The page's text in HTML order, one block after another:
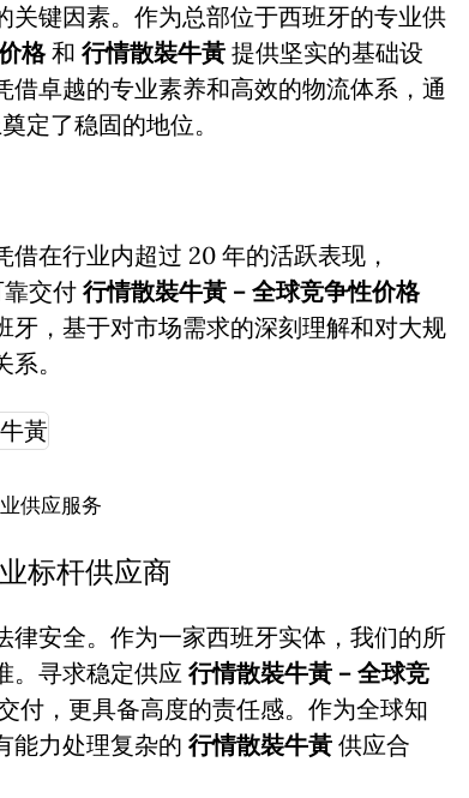
键因素。作为总部位于西班牙的专业供
格和 行情散裝牛黃 提供坚实的基础设
卓越的专业素养和高效的物流体系，通
定了稳固的地位。
在行业内超过 20 年的活跃表现，
交付 行情散裝牛黃 – 全球竞争性价格
，基于对市场需求的深刻理解和对大规
。
供应服务
标杆供应商
安全。作为一家西班牙实体，我们的所
。寻求稳定供应 行情散裝牛黃 – 全球竞
付，更具备高度的责任感。作为全球知
能力处理复杂的 行情散裝牛黃 供应合